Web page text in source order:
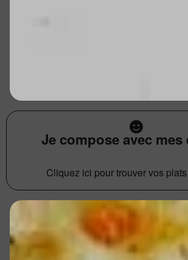
Je compose avec mes
Cliquez ici pour trouver vos